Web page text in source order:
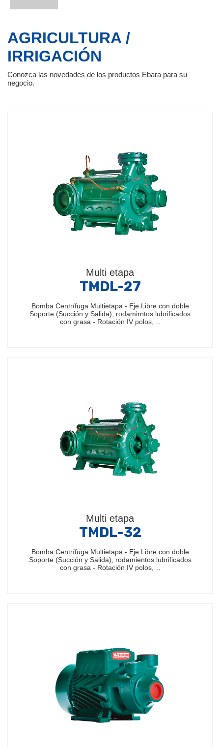
AGRICULTURA /
IRRIGACIÓN
Conozca las novedades de los productos Ebara para su
negocio.
Multi etapa
TMDL-27
Bomba Centrífuga Multietapa - Eje Libre con doble
Soporte (Succión y Salida), rodamirntos lubrificados
con grasa - Rotación IV polos,…
Multi etapa
TMDL-32
Bomba Centrífuga Multietapa - Eje Libre con doble
Soporte (Succión y Salida), rodamientos lubrificados
con grasa - Rotación IV polos,…